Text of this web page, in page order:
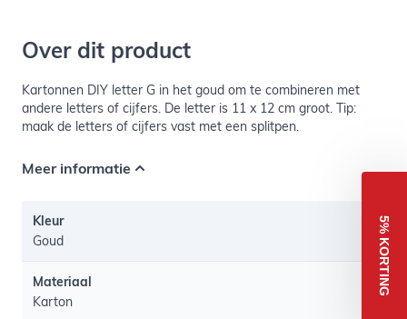
Over dit product
Kartonnen DIY letter G in het goud om te combineren met
andere letters of cijfers. De letter is 11 x 12 cm groot. Tip:
maak de letters of cijfers vast met een splitpen.
Meer informatie
Kleur
Goud
Materiaal
Karton
5% KORTING